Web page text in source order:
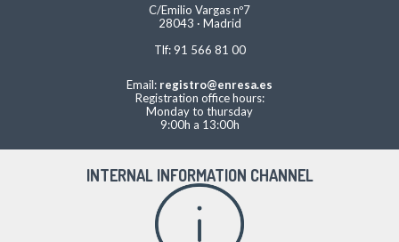
C/Emilio Vargas nº7
28043 · Madrid
Tlf: 91 566 81 00
Email: registro@enresa.es
Registration office hours:
Monday to thursday
9:00h a 13:00h
INTERNAL INFORMATION CHANNEL